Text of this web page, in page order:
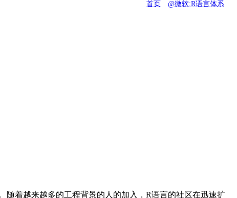
首页 @微软:R语言体系
着越来越多的工程背景的人的加入，R语言的社区在迅速扩